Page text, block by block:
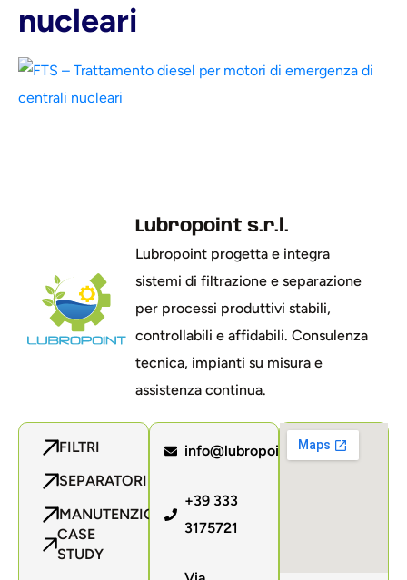
nucleari
Lubropoint s.r.l.
Lubropoint progetta e integra
sistemi di filtrazione e separazione
per processi produttivi stabili,
controllabili e affidabili. Consulenza
tecnica, impianti su misura e
assistenza continua.
FILTRI
SEPARATORI
MANUTENZIONE
CASE
STUDY
info@lubropoint.com
+39 333
3175721